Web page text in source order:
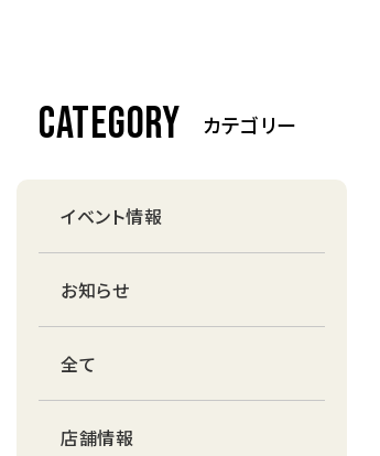
CATEGORY カテゴリー
イベント情報
お知らせ
全て
店舗情報